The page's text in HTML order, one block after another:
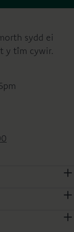
sydd ei
y tîm cywir.